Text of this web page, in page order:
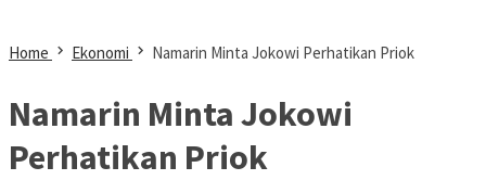
Home Ekonomi Namarin Minta Jokowi Perhatikan Priok
Namarin Minta Jokowi
Perhatikan Priok